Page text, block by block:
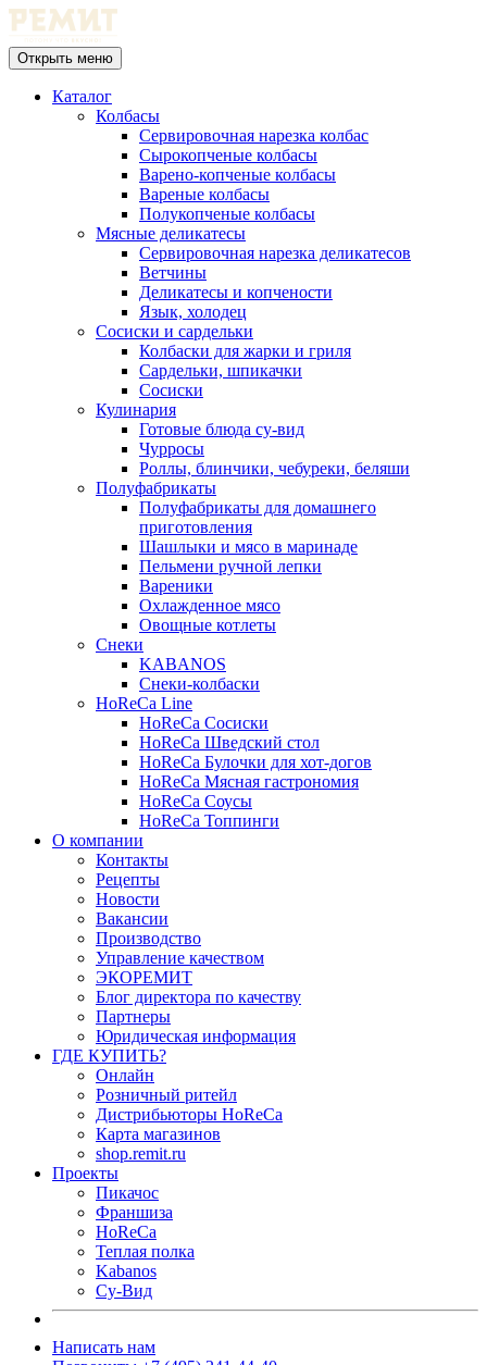
Открыть меню
Каталог
Колбасы
Сервировочная нарезка колбас
Сырокопченые колбасы
Варено-копченые колбасы
Вареные колбасы
Полукопченые колбасы
Мясные деликатесы
Сервировочная нарезка деликатесов
Ветчины
Деликатесы и копчености
Язык, холодец
Сосиски и сардельки
Колбаски для жарки и гриля
Сардельки, шпикачки
Сосиски
Кулинария
Готовые блюда су-вид
Чурросы
Роллы, блинчики, чебуреки, беляши
Полуфабрикаты
Полуфабрикаты для домашнего
приготовления
Шашлыки и мясо в маринаде
Пельмени ручной лепки
Вареники
Охлажденное мясо
Овощные котлеты
Снеки
KABANOS
Снеки-колбаски
HoReCa Line
HoReCa Сосиски
HoReCa Шведский стол
HoReCa Булочки для хот-догов
HoReCa Мясная гастрономия
HoReCa Соусы
HoReCa Топпинги
О компании
Контакты
Рецепты
Новости
Вакансии
Производство
Управление качеством
ЭКОРЕМИТ
Блог директора по качеству
Партнеры
Юридическая информация
ГДЕ КУПИТЬ?
Онлайн
Розничный ритейл
Дистрибьюторы HoReCa
Карта магазинов
shop.remit.ru
Проекты
Пикачос
Франшиза
HoReCa
Теплая полка
Kabanos
Су-Вид
Написать нам